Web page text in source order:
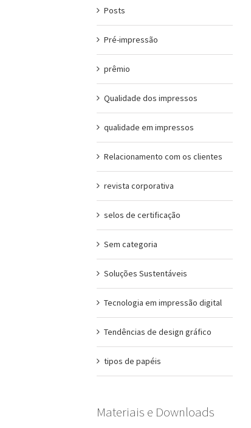
Posts
Pré-impressão
prêmio
Qualidade dos impressos
qualidade em impressos
Relacionamento com os clientes
revista corporativa
selos de certificação
Sem categoria
Soluções Sustentáveis
Tecnologia em impressão digital
Tendências de design gráfico
tipos de papéis
Materiais e Downloads